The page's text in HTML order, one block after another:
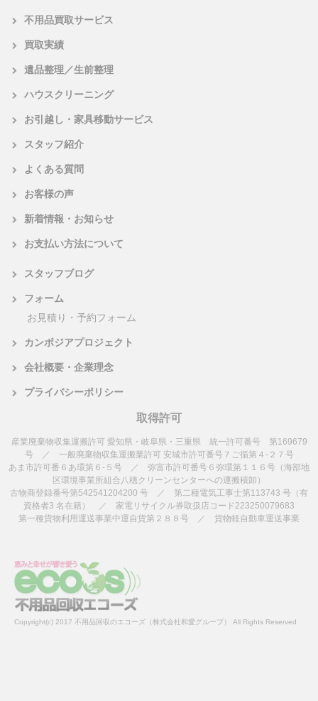
不用品買取サービス
買取実績
遺品整理／生前整理
ハウスクリーニング
お引越し・家具移動サービス
スタッフ紹介
よくある質問
お客様の声
新着情報・お知らせ
お支払い方法について
スタッフブログ
フォーム
お見積り・予約フォーム
カンボジアプロジェクト
会社概要・企業理念
プライバシーポリシー
取得許可
産業廃棄物収集運搬許可 愛知県・岐阜県・三重県 統一許可番号 第169679
号 ／ 一般廃棄物収集運搬業許可 安城市許可番号７ご循第４-２７号
あま市許可番６あ環第６-５号 ／ 弥富市許可番号６弥環第１１６号（海部地
区環境事業所組合八穂クリーンセンターへの運搬積卸）
古物商登録番号第542541204200 号 ／ 第二種電気工事士第113743 号（有
資格者3 名在籍） ／ 家電リサイクル券取扱店コード223250079683
第一種貨物利用運送事業中運自貨第２８８号 ／ 貨物軽自動車運送事業
Copyright(c) 2017 不用品回収のエコーズ（株式会社和愛グループ） All Rights Reserved